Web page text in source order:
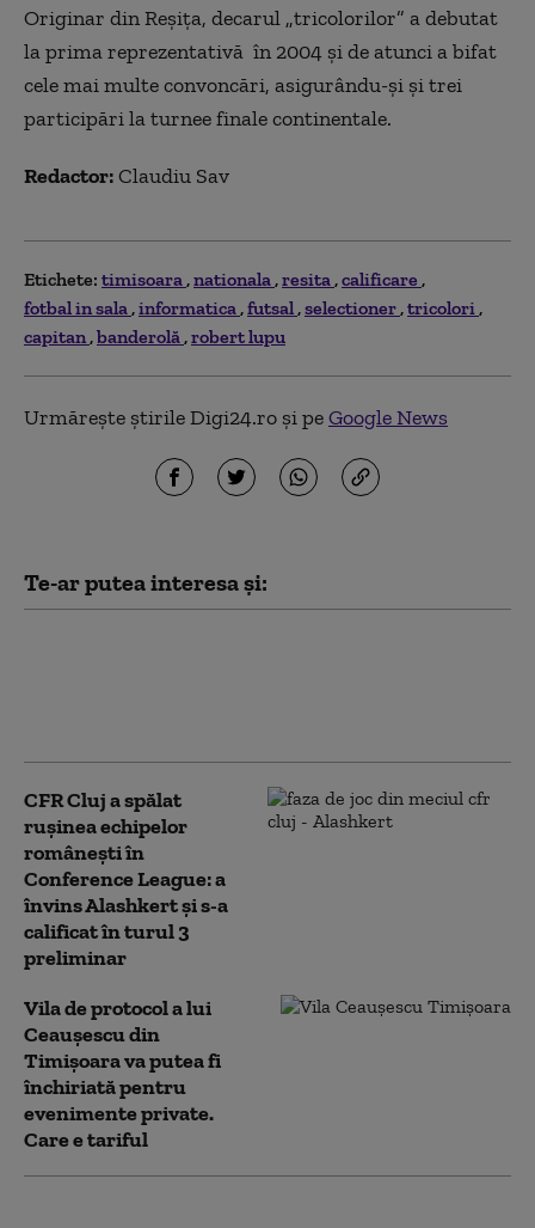
Originar din Reșița, decarul „tricolorilor” a debutat
la prima reprezentativă în 2004 și de atunci a bifat
cele mai multe convoncări, asigurându-și și trei
participări la turnee finale continentale.
Redactor:Claudiu Sav
Etichete: timisoara nationala resita calificare
fotbal in sala informatica futsal selectioner tricolori
capitan banderolă robert lupu
Urmărește știrile Digi24.ro și peGoogle News
Te-ar putea interesa și:
CFR Cluj a spălat
ruşinea echipelor
româneşti în
Conference League: a
învins Alashkert şi s-a
calificat în turul 3
preliminar
Vila de protocol a lui
Ceauşescu din
Timișoara va putea fi
închiriată pentru
evenimente private.
Care e tariful